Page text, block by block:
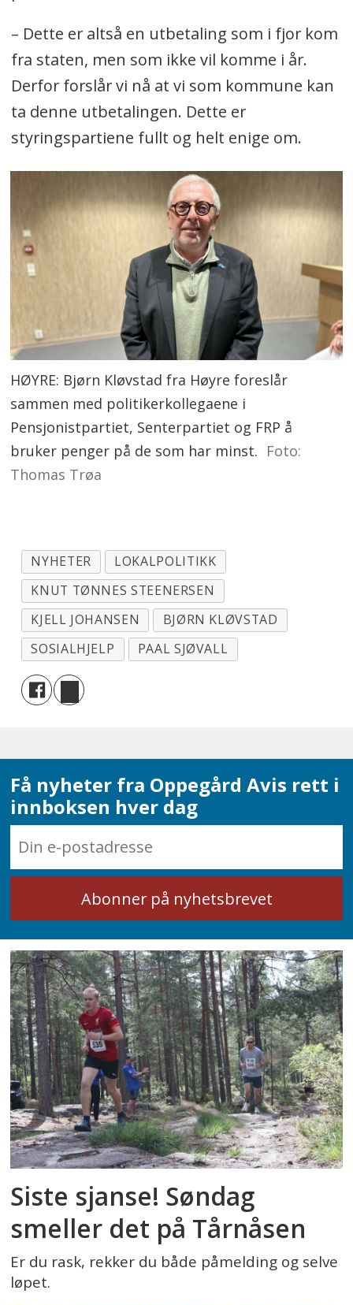
– Dette er altså en utbetaling som i fjor kom
fra staten, men som ikke vil komme i år.
Derfor forslår vi nå at vi som kommune kan
ta denne utbetalingen. Dette er
styringspartiene fullt og helt enige om.
HØYRE: Bjørn Kløvstad fra Høyre foreslår
sammen med politikerkollegaene i
Pensjonistpartiet, Senterpartiet og FRP å
bruker penger på de som har minst. Foto:
Thomas Trøa
NYHETER
LOKALPOLITIKK
KNUT TØNNES STEENERSEN
KJELL JOHANSEN
BJØRN KLØVSTAD
SOSIALHJELP
PAAL SJØVALL
Få nyheter fra Oppegård Avis rett i
innboksen hver dag
Siste sjanse! Søndag
smeller det på Tårnåsen
Er du rask, rekker du både påmelding og selve
løpet.